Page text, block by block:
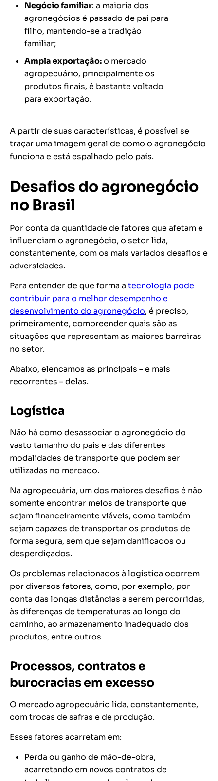
Negócio familiar: a maioria dos
agronegócios é passado de pai para
filho, mantendo-se a tradição
familiar;
Ampla exportação:o mercado
agropecuário, principalmente os
produtos finais, é bastante voltado
para exportação.
A partir de suas características, é possível se
traçar uma imagem geral de como o agronegócio
funciona e está espalhado pelo país.
Desafios do agronegócio
no Brasil
Por conta da quantidade de fatores que afetam e
influenciam o agronegócio, o setor lida,
constantemente, com os mais variados desafios e
adversidades.
Para entender de que forma a tecnologia pode
contribuir para o melhor desempenho e
desenvolvimento do agronegócio, é preciso,
primeiramente, compreender quais são as
situações que representam as maiores barreiras
no setor.
Abaixo, elencamos as principais – e mais
recorrentes – delas.
Logística
Não há como desassociar o agronegócio do
vasto tamanho do país e das diferentes
modalidades de transporte que podem ser
utilizadas no mercado.
Na agropecuária, um dos maiores desafios é não
somente encontrar meios de transporte que
sejam financeiramente viáveis, como também
sejam capazes de transportar os produtos de
forma segura, sem que sejam danificados ou
desperdiçados.
Os problemas relacionados à logística ocorrem
por diversos fatores, como, por exemplo, por
conta das longas distâncias a serem percorridas,
às diferenças de temperaturas ao longo do
caminho, ao armazenamento inadequado dos
produtos, entre outros.
Processos, contratos e
burocracias em excesso
O mercado agropecuário lida, constantemente,
com trocas de safras e de produção.
Esses fatores acarretam em:
Perda ou ganho de mão-de-obra,
acarretando em novos contratos de